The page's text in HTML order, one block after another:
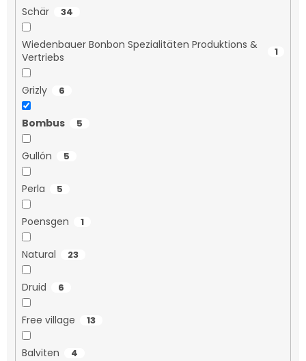
Schär 34
Wiedenbauer Bonbon Spezialitäten Produktions &
Vertriebs
1
Grizly 6
Bombus 5
Gullón 5
Perla 5
Poensgen 1
Natural 23
Druid 6
Free village 13
Balviten 4